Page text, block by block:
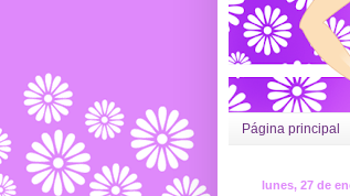
Página principal
lunes, 27 de